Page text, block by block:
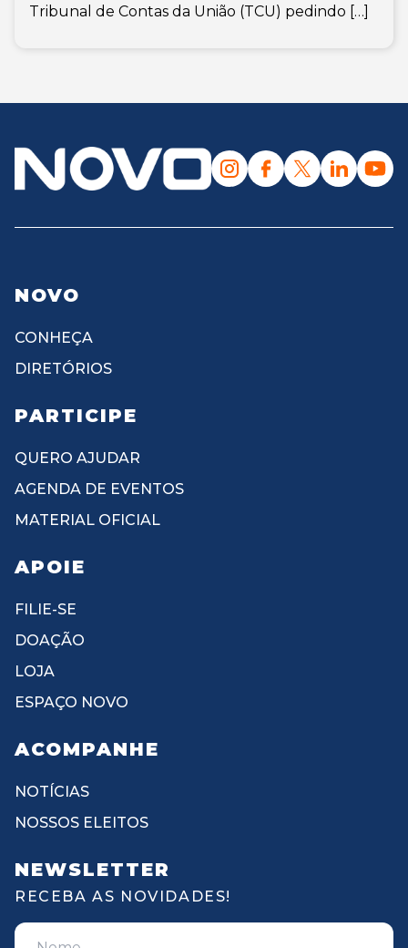
Tribunal de Contas da União (TCU) pedindo […]
NOVO
CONHEÇA
DIRETÓRIOS
PARTICIPE
QUERO AJUDAR
AGENDA DE EVENTOS
MATERIAL OFICIAL
APOIE
FILIE-SE
DOAÇÃO
LOJA
ESPAÇO NOVO
ACOMPANHE
NOTÍCIAS
NOSSOS ELEITOS
NEWSLETTER
RECEBA AS NOVIDADES!